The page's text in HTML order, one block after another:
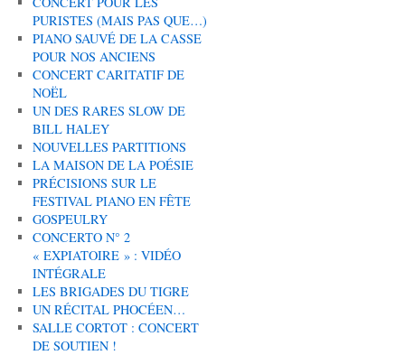
PURISTES (MAIS PAS QUE…)
PIANO SAUVÉ DE LA CASSE
POUR NOS ANCIENS
CONCERT CARITATIF DE
NOËL
UN DES RARES SLOW DE
BILL HALEY
NOUVELLES PARTITIONS
LA MAISON DE LA POÉSIE
PRÉCISIONS SUR LE
FESTIVAL PIANO EN FÊTE
GOSPEULRY
CONCERTO N° 2
« EXPIATOIRE » : VIDÉO
INTÉGRALE
LES BRIGADES DU TIGRE
UN RÉCITAL PHOCÉEN…
SALLE CORTOT : CONCERT
DE SOUTIEN !